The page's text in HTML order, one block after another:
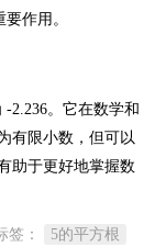
作用。
2.236。它在数学和
有限小数，但可以
助于更好地掌握数
签： 5的平方根